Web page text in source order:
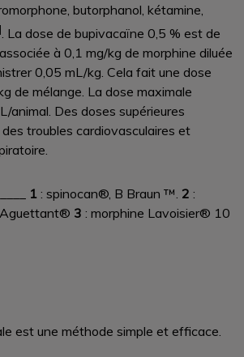
butorphanol, kétamine,
. La dose de bupivacaïne 0,5 % est de
à 0,1 mg/kg de morphine diluée
0,05 mL/kg. Cela fait une dose
de mélange. La dose maximale
animal. Des doses supérieures
troubles cardiovasculaires et
1 : spinocan®, B Braun ™. 2 :
Aguettant® 3 : morphine Lavoisier® 10
est une méthode simple et efficace.